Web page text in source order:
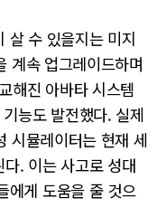
살 수 있을지는 미지
계속 업그레이드하며
해진 아바타 시스템
능도 발전했다. 실제
시뮬레이터는 현재 세
. 이는 사고로 성대
에게 도움을 줄 것으